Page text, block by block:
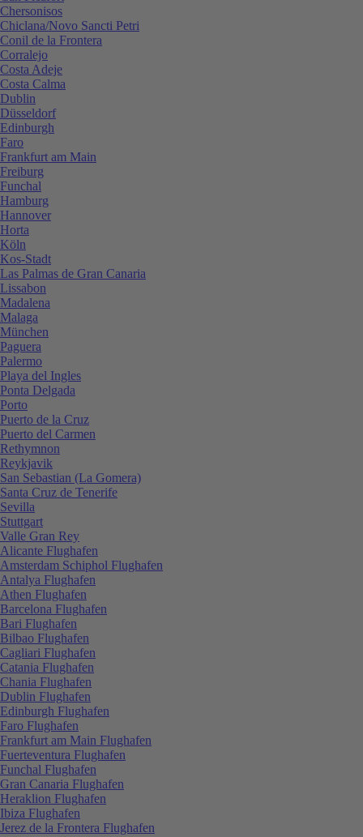
Chersonisos
Chiclana/Novo Sancti Petri
Conil de la Frontera
Corralejo
Costa Adeje
Costa Calma
Dublin
Düsseldorf
Edinburgh
Faro
Frankfurt am Main
Freiburg
Funchal
Hamburg
Hannover
Horta
Köln
Kos-Stadt
Las Palmas de Gran Canaria
Lissabon
Madalena
Malaga
München
Paguera
Palermo
Playa del Ingles
Ponta Delgada
Porto
Puerto de la Cruz
Puerto del Carmen
Rethymnon
Reykjavik
San Sebastian (La Gomera)
Santa Cruz de Tenerife
Sevilla
Stuttgart
Valle Gran Rey
Alicante Flughafen
Amsterdam Schiphol Flughafen
Antalya Flughafen
Athen Flughafen
Barcelona Flughafen
Bari Flughafen
Bilbao Flughafen
Cagliari Flughafen
Catania Flughafen
Chania Flughafen
Dublin Flughafen
Edinburgh Flughafen
Faro Flughafen
Frankfurt am Main Flughafen
Fuerteventura Flughafen
Funchal Flughafen
Gran Canaria Flughafen
Heraklion Flughafen
Ibiza Flughafen
Jerez de la Frontera Flughafen